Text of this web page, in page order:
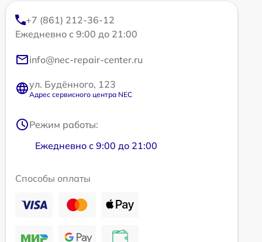
+7 (861) 212-36-12
Ежедневно с 9:00 до 21:00
info@nec-repair-center.ru
ул. Будённого, 123
Адрес сервисного центра NEC
Режим работы:
Ежедневно с 9:00 до 21:00
Способы оплаты